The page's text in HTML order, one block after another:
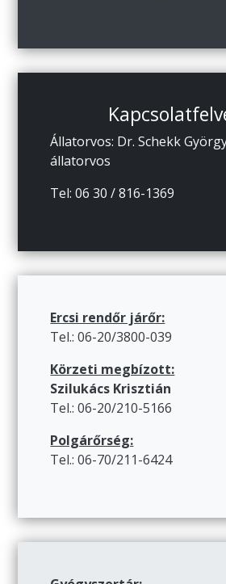
Állatorvos: Dr. Schekk
állatorvos
Tel: 06 30 / 816-1369
Ercsi rendőr járőr:
Tel.: 06-20/3800-039
Körzeti megbízott:
Szilukács Krisztián
Tel.: 06-20/210-5166
Polgárőrség:
Tel.: 06-70/211-6424